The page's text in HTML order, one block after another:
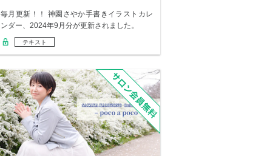
毎月更新！！ 神園さやか手書きイラストカレ
ンダー、2024年9月分が更新されました。
テキスト